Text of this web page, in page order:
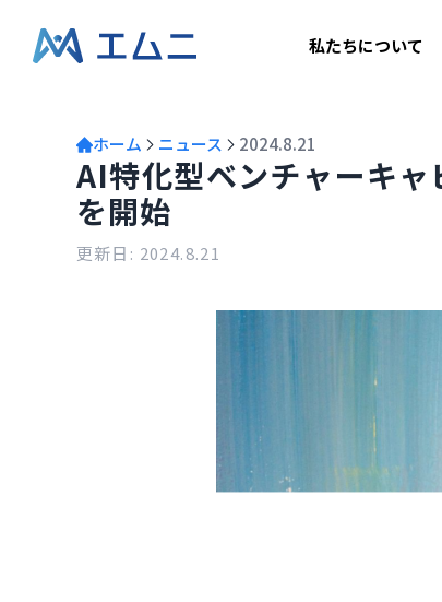
私たちについて
ホーム ニュース 2024.8.21
AI特化型ベンチャーキ
を開始
更新日: 2024.8.21